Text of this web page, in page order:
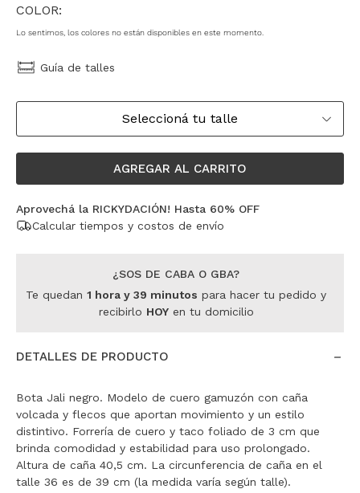
COLOR:
Lo sentimos, los colores no están disponibles en este momento.
Guía de talles
Seleccioná tu talle
AGREGAR AL CARRITO
Aprovechá la RICKYDACIÓN! Hasta 60% OFF
Calcular tiempos y costos de envío
¿SOS DE CABA O GBA?
Te quedan 1 hora y 39 minutos para hacer tu pedido y
recibirlo HOYen tu domicilio
DETALLES DE PRODUCTO
Bota Jali negro. Modelo de cuero gamuzón con caña
volcada y flecos que aportan movimiento y un estilo
distintivo. Forrería de cuero y taco foliado de 3 cm que
brinda comodidad y estabilidad para uso prolongado.
Altura de caña 40,5 cm. La circunferencia de caña en el
talle 36 es de 39 cm (la medida varía según talle).